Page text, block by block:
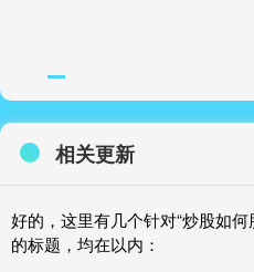
相关更新
好的，这里有几个针对“炒股如
的标题，均在以内：